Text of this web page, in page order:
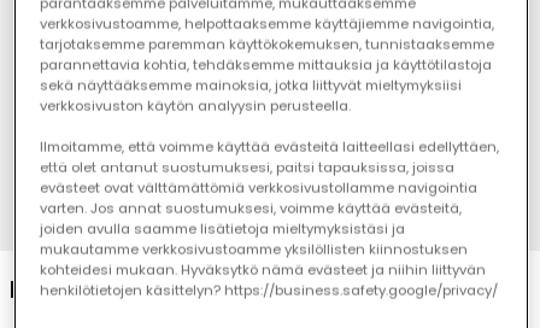
1 2 3 4
Navy blue boys\' fleece trousers
verkkosivustoamme, helpottaaksemme käyttäjiemme navigointia,
tarjotaksemme paremman käyttökokemuksen, tunnistaaksemme
parannettavia kohtia, tehdäksemme mittauksia ja käyttötilastoja
sekä näyttääksemme mainoksia, jotka liittyvät mieltymyksiisi
verkkosivuston käytön analyysin perusteella.
Ilmoitamme, että voimme käyttää evästeitä laitteellasi edellyttäen,
että olet antanut suostumuksesi, paitsi tapauksissa, joissa
evästeet ovat välttämättömiä verkkosivustollamme navigointia
varten. Jos annat suostumuksesi, voimme käyttää evästeitä,
joiden avulla saamme lisätietoja mieltymyksistäsi ja
mukautamme verkkosivustoamme yksilöllisten kiinnostuksen
kohteidesi mukaan. Hyväksytkö nämä evästeet ja niihin liittyvän
henkilötietojen käsittelyn? https://business.safety.google/privacy/